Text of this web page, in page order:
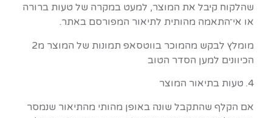
שהלקוח קיבל את המוצר, למעט במקרה של טעות ברורה
או אי־התאמה מהותית לתיאור המפורסם באתר.
מומלץ לבקש מהמוכר בווטסאפ תמונות של המוצר מ2
הכיוונים למען הסדר הטוב
4. טעות בתיאור המוצר
אם הקלף שהתקבל שונה באופן מהותי מהתיאור שנמסר